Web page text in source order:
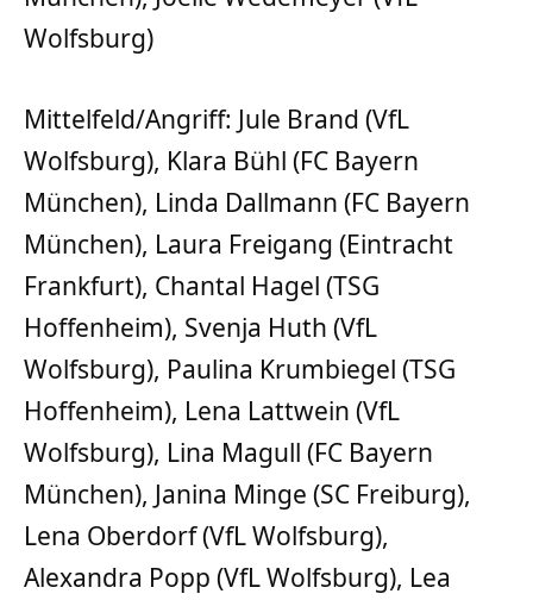
Wolfsburg)
Mittelfeld/Angriff: Jule Brand (VfL
Wolfsburg), Klara Bühl (FC Bayern
München), Linda Dallmann (FC Bayern
München), Laura Freigang (Eintracht
Frankfurt), Chantal Hagel (TSG
Hoffenheim), Svenja Huth (VfL
Wolfsburg), Paulina Krumbiegel (TSG
Hoffenheim), Lena Lattwein (VfL
Wolfsburg), Lina Magull (FC Bayern
München), Janina Minge (SC Freiburg),
Lena Oberdorf (VfL Wolfsburg),
Alexandra Popp (VfL Wolfsburg), Lea